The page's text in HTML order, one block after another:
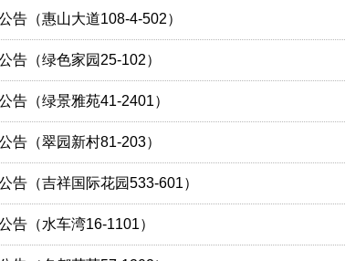
告（惠山大道108-4-502）
告（绿色家园25-102）
告（绿景雅苑41-2401）
告（翠园新村81-203）
告（吉祥国际花园533-601）
告（水车湾16-1101）